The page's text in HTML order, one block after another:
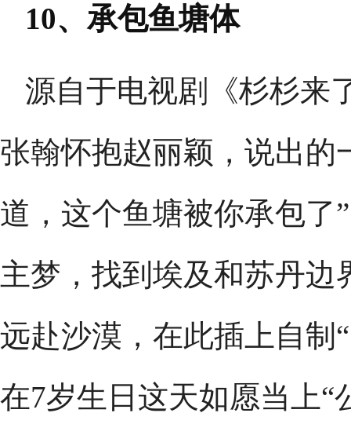
10、承包鱼塘体
源自于电视剧《杉杉来
张翰怀抱赵丽颖，说出的
道，这个鱼塘被你承包了
主梦，找到埃及和苏丹边
远赴沙漠，在此插上自制
在7岁生日这天如愿当上“